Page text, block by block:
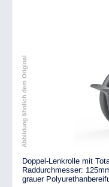
Abbildung ähnlich dem Original
Doppel-Lenkrolle mit
Raddurchmesser:
grauer